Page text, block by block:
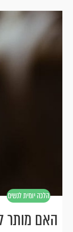
הלכה יומית לנשים
האם מותר